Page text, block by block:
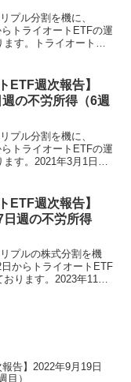
プル分割を機に、
トライオートETFの運
す。トライオート
所得は、-25,852...
ETF週次報告】
の不労所得（6週
プル分割を機に、
トライオートETFの運
す。2021年3月1日週
目）・実現損益26...
ETF週次報告】
週の不労所得
プルの株式分割を機
からトライオートETF
ります。2023年11月
報告】2022年9月19日
目）